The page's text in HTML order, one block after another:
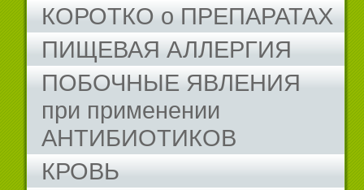
КОРОТКО о ПРЕПАРАТАХ
ПИЩЕВАЯ АЛЛЕРГИЯ
ПОБОЧНЫЕ ЯВЛЕНИЯ
при применении
АНТИБИОТИКОВ
КРОВЬ